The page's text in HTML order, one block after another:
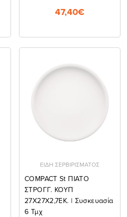
47,40€
ΕΙΔΗ ΣΕΡΒΙΡΙΣΜΑΤΟΣ
COMPACT St ΠΙΑΤΟ
ΣΤΡΟΓΓ. ΚΟΥΠ
27Χ27Χ2,7ΕΚ. | Συσκευασία
6 Τμχ